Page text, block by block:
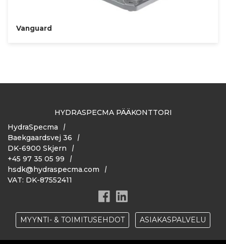
Vanguard
HYDRASPECMA PÄÄKONTTORI
HydraSpecma
Baekgaardsvej 36
DK-6900 Skjern
+45 97 35 05 99
hsdk@hydraspecma.com
VAT: DK-87552411
MYYNTI- & TOIMITUSEHDOT ASIAKASPALVELU